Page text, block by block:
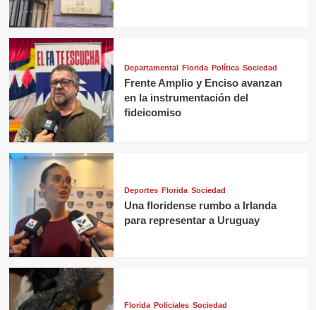
Departamental Florida Política Sociedad
Frente Amplio y Enciso avanzan
en la instrumentación del
fideicomiso
Deportes Florida Sociedad
Una floridense rumbo a Irlanda
para representar a Uruguay
Florida Policiales Sociedad